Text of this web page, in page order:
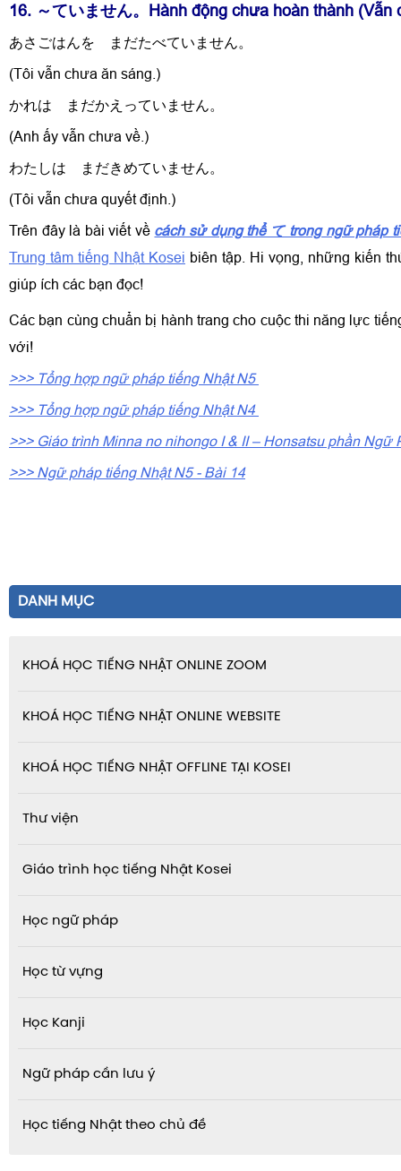
16. ～ていません。Hành động chưa hoàn thành
あさごはんを まだたべていません。
(Tôi vẫn chưa ăn sáng.)
かれは まだかえっていません。
(Anh ấy vẫn chưa về.)
わたしは まだきめていません。
(Tôi vẫn chưa quyết định.)
Trên đây là bài viết về cách sử dụng thể て trong ngữ pháp
Trung tâm tiếng Nhật Kosei biên tập. Hi vọng, những kiến
giúp ích các bạn đọc!
Các bạn cùng chuẩn bị hành trang cho cuộc thi năng lực
với!
>>> Tổng hợp ngữ pháp tiếng Nhật N5
>>> Tổng hợp ngữ pháp tiếng Nhật N4
>>> Giáo trình Minna no nihongo I & II – Honsatsu phần Ngữ
>>> Ngữ pháp tiếng Nhật N5 - Bài 14
DANH MỤC
KHOÁ HỌC TIẾNG NHẬT ONLINE ZOOM
KHOÁ HỌC TIẾNG NHẬT ONLINE WEBSITE
KHOÁ HỌC TIẾNG NHẬT OFFLINE TẠI KOSEI
Thư viện
Giáo trình học tiếng Nhật Kosei
Học ngữ pháp
Học từ vựng
Học Kanji
Ngữ pháp cần lưu ý
Học tiếng Nhật theo chủ đề